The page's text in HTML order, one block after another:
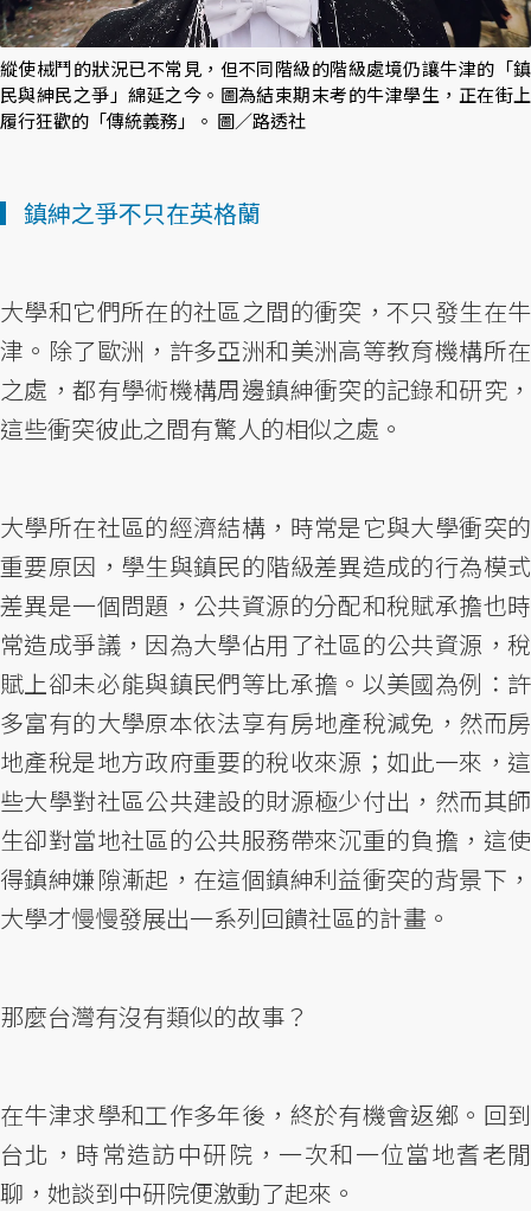
縱使械鬥的狀況已不常見，但不同階級的階級處境仍讓牛津的「鎮
民與紳民之爭」綿延之今。圖為結束期末考的牛津學生，正在街上
履行狂歡的「傳統義務」。 圖／路透社
▎鎮紳之爭不只在英格蘭
大學和它們所在的社區之間的衝突，不只發生在牛
津。除了歐洲，許多亞洲和美洲高等教育機構所在
之處，都有學術機構周邊鎮紳衝突的記錄和研究，
這些衝突彼此之間有驚人的相似之處。
大學所在社區的經濟結構，時常是它與大學衝突的
重要原因，學生與鎮民的階級差異造成的行為模式
差異是一個問題，公共資源的分配和稅賦承擔也時
常造成爭議，因為大學佔用了社區的公共資源，稅
賦上卻未必能與鎮民們等比承擔。以美國為例：許
多富有的大學原本依法享有房地產稅減免，然而房
地產稅是地方政府重要的稅收來源；如此一來，這
些大學對社區公共建設的財源極少付出，然而其師
生卻對當地社區的公共服務帶來沉重的負擔，這使
得鎮紳嫌隙漸起，在這個鎮紳利益衝突的背景下，
大學才慢慢發展出一系列回饋社區的計畫。
那麼台灣有沒有類似的故事？
在牛津求學和工作多年後，終於有機會返鄉。回到
台北，時常造訪中研院，一次和一位當地耆老閒
聊，她談到中研院便激動了起來。